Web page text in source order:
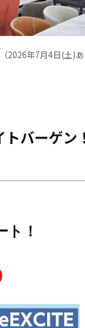
年7月4日(土)あ
バーゲ
ト！